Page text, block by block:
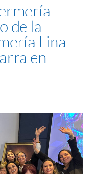
de la
Lina
en